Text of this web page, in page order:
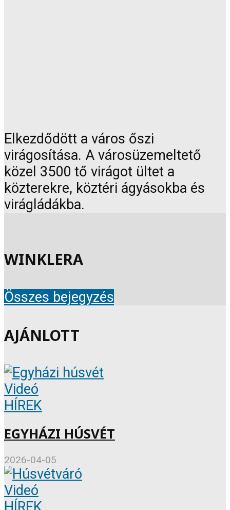
Elkezdődött a város őszi
virágosítása. A városüzemeltető
közel 3500 tő virágot ültet a
közterekre, köztéri ágyásokba és
virágládákba.
WINKLERA
Összes bejegyzés
AJÁNLOTT
Videó
HÍREK
EGYHÁZI HÚSVÉT
2026-04-05
Videó